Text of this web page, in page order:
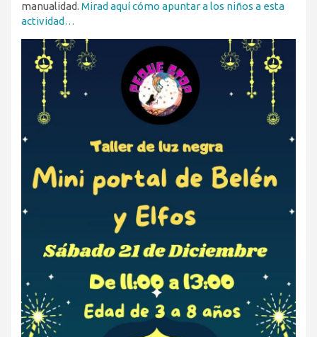
manualidad. Mirad aquí cómo apuntar a los niños a esta
actividad…